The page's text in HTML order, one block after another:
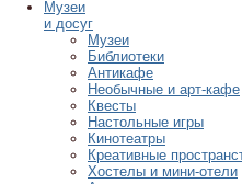
Музеи
и досуг
Музеи
Библиотеки
Антикафе
Необычные и арт-кафе
Квесты
Настольные игры
Кинотеатры
Креативные
Хостелы и мини-отели